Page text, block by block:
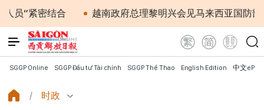
结合 越南政府总理黎明兴会见马来西亚国防部长
SGGP Online SGGP Đầu tư Tài chính SGGP Thể Thao English Edition 中文
时政